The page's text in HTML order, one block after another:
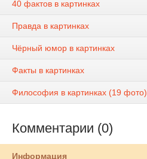
40 фактов в картинках
Правда в картинках
Чёрный юмор в картинках
Факты в картинках
Философия в картинках (19 фото)
Комментарии (0)
Информация